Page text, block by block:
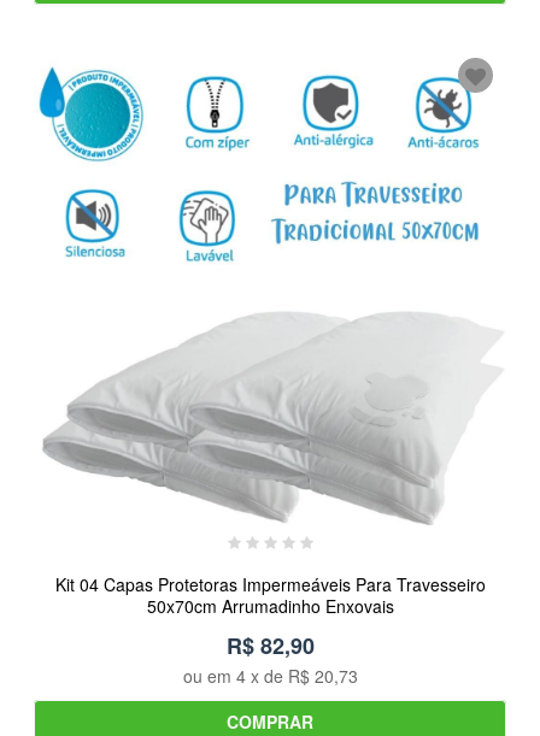
Kit 04 Capas Protetoras Impermeáveis Para Travesseiro
50x70cm Arrumadinho Enxovais
R$ 82,90
ou em 4x de R$ 20,73
COMPRAR